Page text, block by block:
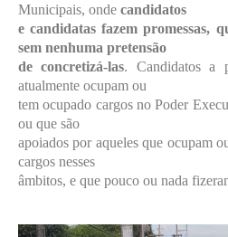
Municipais, onde candidatos
e candidatas fazem promessas,
sem nenhuma pretensão
de concretizá-las. Candidatos a
atualmente ocupam ou
tem ocupado cargos no Poder
ou que são
apoiados por aqueles que ocupam
cargos nesses
âmbitos, e que pouco ou nada